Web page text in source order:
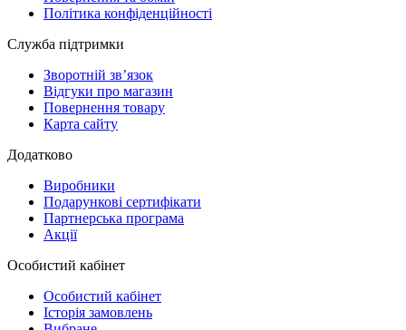
Політика конфіденційності
Служба підтримки
Зворотній зв’язок
Відгуки про магазин
Повернення товару
Карта сайту
Додатково
Виробники
Подарункові сертифікати
Партнерська програма
Акції
Особистий кабінет
Особистий кабінет
Історія замовлень